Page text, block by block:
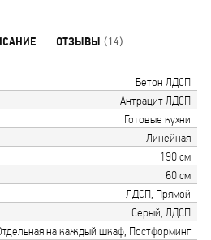
ОТЗЫВЫ (14)
Бетон ЛДСП
Антрацит ЛДСП
Готовые кухни
Линейная
190 см
60 см
ЛДСП, Прямой
Серый, ЛДСП
на каждый шкаф, Постформинг